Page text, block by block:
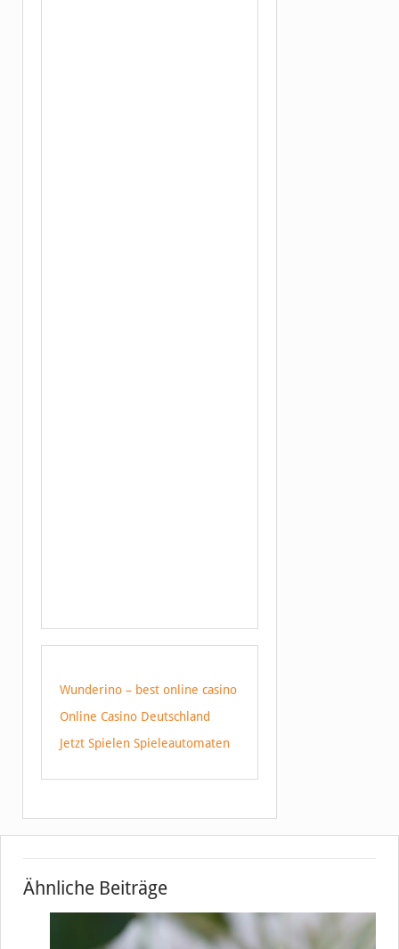
Wunderino – best online casino
Online Casino Deutschland
Jetzt Spielen Spieleautomaten
Ähnliche Beiträge